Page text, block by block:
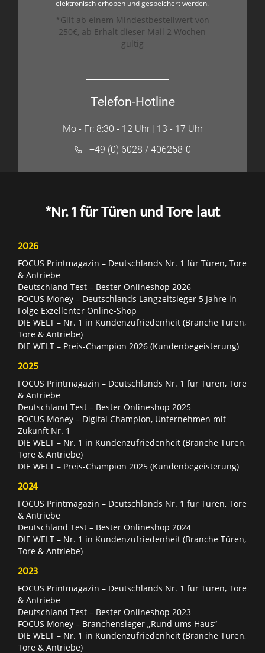
elektronisch erhoben und gespeichert werden.
*Gilt ab einem Mindestbestellwert von
250€, ab Erhalt dieser Mail 2 Wochen
gültig
Telefon-Hotline
Mo - Fr: 8:30 - 12 Uhr | 13 - 17 Uhr
+49 (0) 6028 / 406258-0
*Nr. 1 für Türen und Tore laut
2026
FOCUS Printmagazin – Deutschlands Nr. 1 für Türen, Tore
& Antriebe
Deutschland Test – Bester Onlineshop 2026
FOCUS Money – Deutschlands Langzeitsieger 5 Jahre in
Folge Exzellenter Online-Shop
DIE WELT – Nr. 1 in Kundenzufriedenheit (Branche Türen,
Tore & Antriebe)
DIE WELT – Preis-Champion 2026 (Kundenbegeisterung)
2025
FOCUS Printmagazin – Deutschlands Nr. 1 für Türen, Tore
& Antriebe
Deutschland Test – Bester Onlineshop 2025
FOCUS Money – Digital Champion, Unternehmen mit
Zukunft Nr. 1
DIE WELT – Nr. 1 in Kundenzufriedenheit (Branche Türen,
Tore & Antriebe)
DIE WELT – Preis-Champion 2025 (Kundenbegeisterung)
2024
FOCUS Printmagazin – Deutschlands Nr. 1 für Türen, Tore
& Antriebe
Deutschland Test – Bester Onlineshop 2024
DIE WELT – Nr. 1 in Kundenzufriedenheit (Branche Türen,
Tore & Antriebe)
2023
FOCUS Printmagazin – Deutschlands Nr. 1 für Türen, Tore
& Antriebe
Deutschland Test – Bester Onlineshop 2023
FOCUS Money – Branchensieger „Rund ums Haus“
DIE WELT – Nr. 1 in Kundenzufriedenheit (Branche Türen,
Tore & Antriebe)